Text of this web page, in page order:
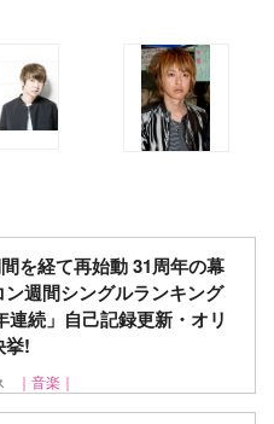
を経て再始動 31周年の幕
週間シングルランキング
連続」自己記録更新・オリ
挙!
｜音楽｜